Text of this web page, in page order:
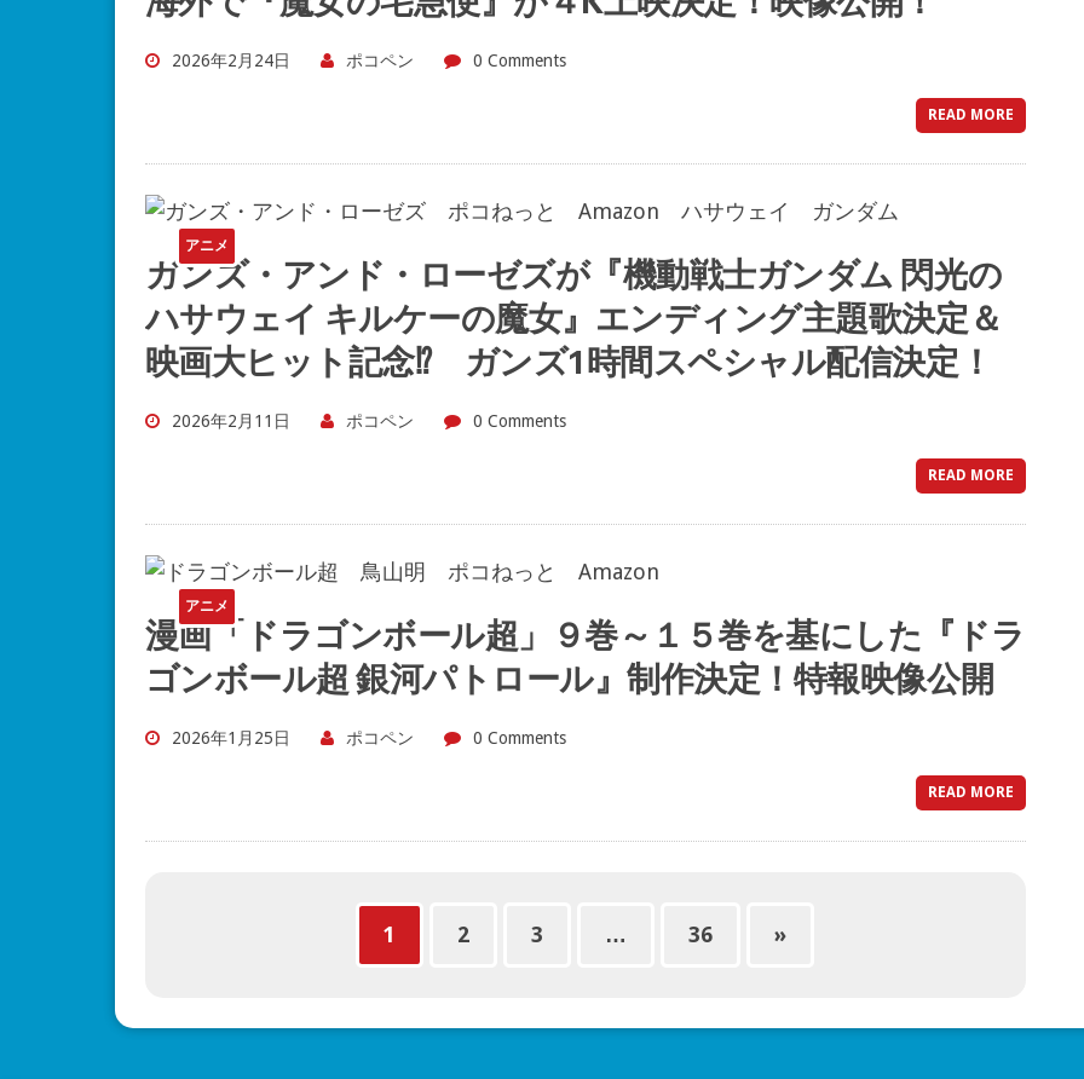
トム・ホランド、クリストファー・ノー
ー・ノーランがカメラを止め不安になるｗ
2026年7月5日
2026年2月24日 ポコペン 0 Comments
READ MORE
アニメ
ガンズ・アンド・ローゼズが『機動戦士ガンダム 閃光の
ハサウェイ キルケーの魔女』エンディング主題歌決定＆
映画大ヒット記念⁉ ガンズ1時間スペシャル配信決定！
2026年2月11日 ポコペン 0 Comments
READ MORE
アニメ
漫画「ドラゴンボール超」９巻～１５巻を基にした『ドラ
ゴンボール超 銀河パトロール』制作決定！特報映像公開
2026年1月25日 ポコペン 0 Comments
READ MORE
1 2 3 … 36 »
【悲報】 オーパーツ！？ 真田丸にパ
海賊（Pirates of the Caribbean: Dead
人間臭い事で人気の釧路市動物園のホッ
深宇宙から「強い信号」をキャッチし、
新海誠監督の最新映画「君の名は。」を
場